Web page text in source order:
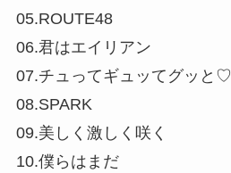
05.ROUTE48
06.君はエイリアン
07.チュってギュッてグッと♡
08.SPARK
09.美しく激しく咲く
10.僕らはまだ